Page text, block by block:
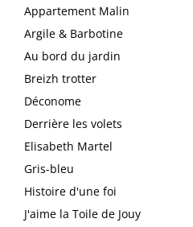
Appartement Malin
Argile & Barbotine
Au bord du jardin
Breizh trotter
Déconome
Derrière les volets
Elisabeth Martel
Gris-bleu
Histoire d'une foi
J'aime la Toile de Jouy